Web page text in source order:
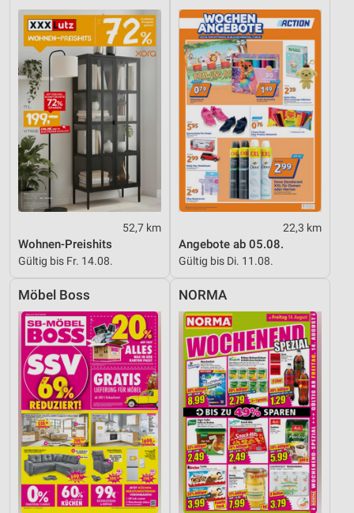
52,7 km
Wohnen-Preishits
Gültig bis Fr. 14.08.
22,3 km
Angebote ab 05.08.
Gültig bis Di. 11.08.
Möbel Boss NORMA
Messung der Performance von Inhalten
Analyse von Zielgruppen durch Statistiken oder
Kombinationen von Daten aus verschiedenen
Quellen
Entwicklung und Verbesserung der Angebote
Verwendung reduzierter Daten zur Auswahl von
Inhalten
IAB-Besonderheiten:
Geräte anhand von aktiv angeforderten
Informationen identifizieren
Nicht-IAB-Verarbeitungszwecke:
Notwendig
Performance
Funktional
Werbung